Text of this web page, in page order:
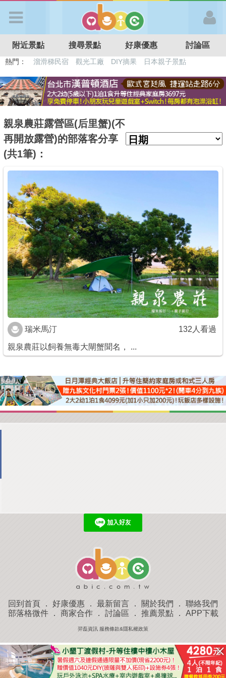
APP登入
首 頁
好康優惠
最新消息
最新留言
商家合作
推薦景點
討論區
聯絡我們
APP下載
附近景點 搜尋景點 好康優惠 討論區
熱門： 溜滑梯民宿 觀光工廠 DIY摘果
日本親子景點
親泉農莊露營區(后里蟹)(不
再開放露營)的部落客分享
(共1筆)：
瑞米馬汀 132人看過
親泉農莊以飼養無毒大閘蟹聞名， ...
回到首頁 ． 好康優惠 ． 最新留言 ． 關於我們 ． 聯絡我們
部落格微件． 商家合作． 討論區 ． 推薦景點． APP下載
羿磊資訊 服務條款&隱私權政策